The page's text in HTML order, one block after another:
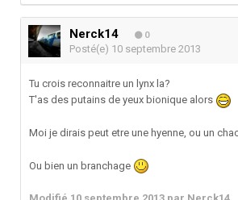
Nerck14 0
Posté(e) 10 septembre 2013
Tu crois reconnaitre un lynx la?
T'as des putains de yeux bionique alors
Moi je dirais peut etre une hyenne, ou un
Ou bien un branchage